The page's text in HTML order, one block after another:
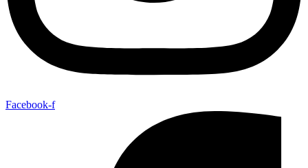
Facebook-f